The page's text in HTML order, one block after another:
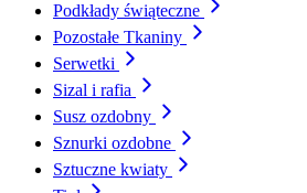
Podkłady świąteczne
Pozostałe Tkaniny
Serwetki
Sizal i rafia
Susz ozdobny
Sznurki ozdobne
Sztuczne kwiaty